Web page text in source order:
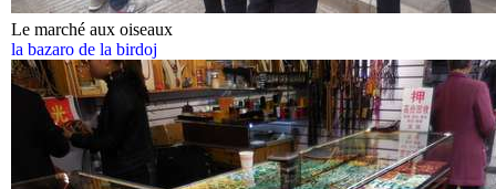
Le marché aux oiseaux
la bazaro de la birdoj